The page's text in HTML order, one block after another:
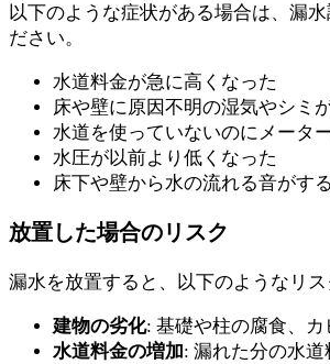
以下のような症状がある場合は、漏水
ださい。
水道料金が急に高くなった
床や壁に原因不明の湿気やシミ
水道を使っていないのにメータ
水圧が以前より低くなった
床下や壁から水の流れる音がする
放置した場合のリスク
漏水を放置すると、以下のようなリス
建物の劣化: 基礎や柱の腐食、カ
水道料金の増加: 漏れた分の水